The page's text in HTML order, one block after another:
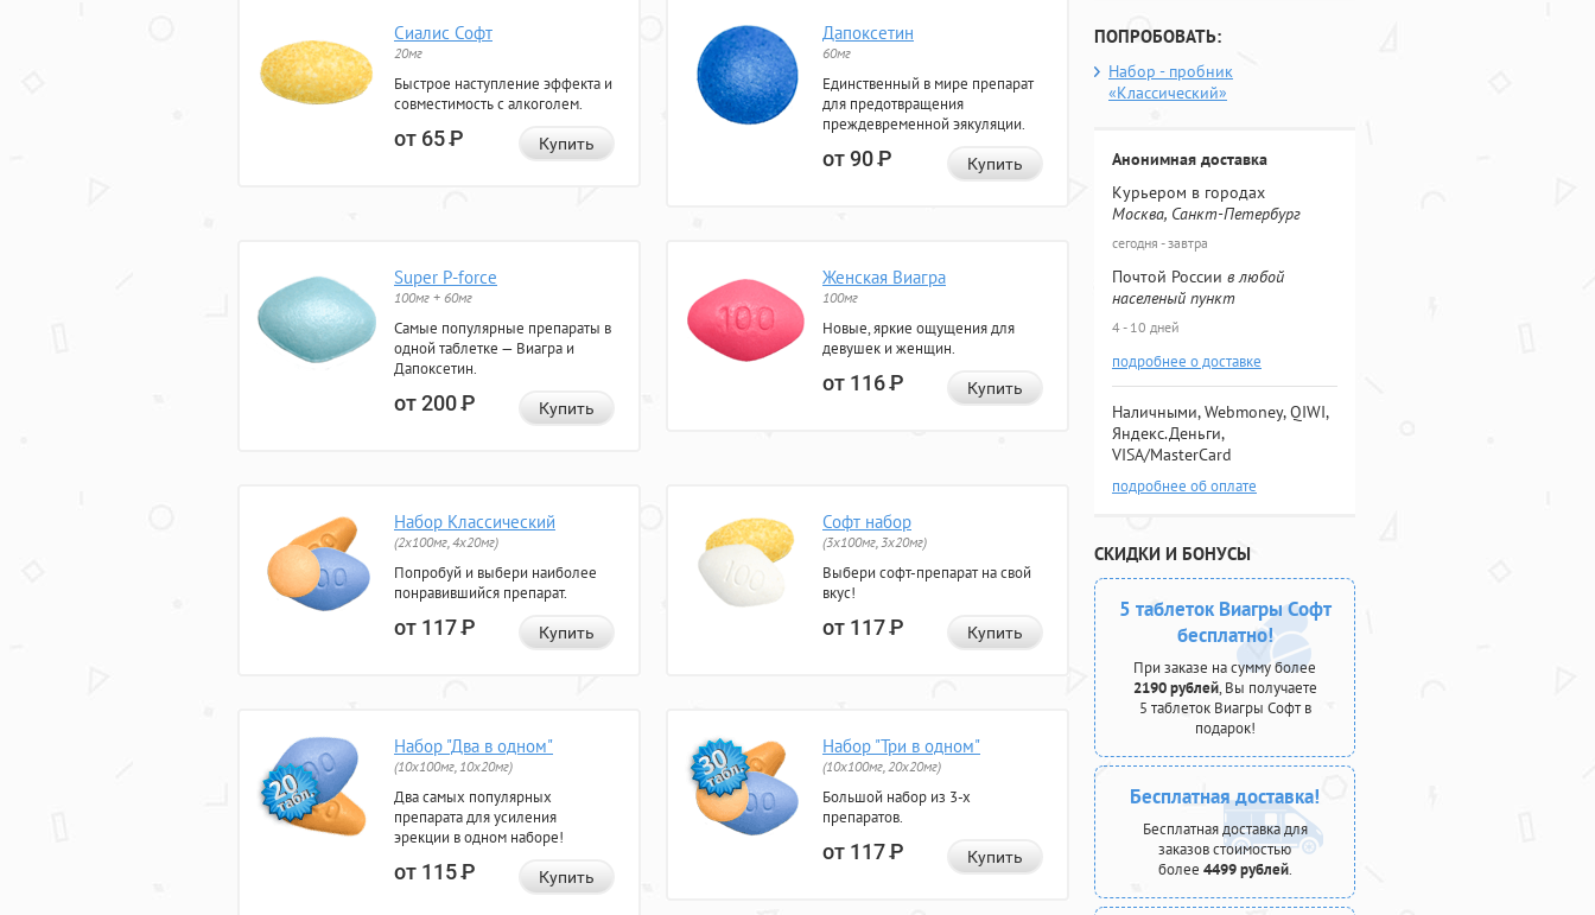
Сиалис Софт
20мг
Быстрое наступление эффекта и
совместимость с алкоголем.
от 65Р Купить
Дапоксетин
60мг
Единственный в мире препарат
для предотвращения
преждевременной эякуляции.
от 90Р Купить
Super P-force
100мг + 60мг
Самые популярные препараты в
одной таблетке — Виагра и
Дапоксетин.
от 200Р Купить
Женская Виагра
100мг
Новые, яркие ощущения для
девушек и женщин.
от 116Р Купить
Набор Классический
(2x100мг, 4x20мг)
Попробуй и выбери наиболее
понравившийся препарат.
от 117Р Купить
Софт набор
(3x100мг, 3x20мг)
Выбери софт-препарат на свой
вкус!
от 117Р Купить
Набор "Два в одном"
(10x100мг, 10x20мг)
Два самых популярных
препарата для усиления
эрекции в одном наборе!
от 115Р Купить
Набор "Три в одном"
(10x100мг, 20x20мг)
Большой набор из 3-х
препаратов.
от 117Р Купить
ПОПРОБОВАТЬ:
Набор - пробник
«Классический»
Анонимная доставка
Курьером в городах
Москва, Санкт-Петербург
сегодня - завтра
Почтой России в любой
населеный пункт
4 - 10 дней
подробнее о доставке
Наличными, Webmoney, QIWI,
Яндекс.Деньги,
VISA/MasterCard
подробнее об оплате
СКИДКИ И БОНУСЫ
5 таблеток Виагры Софт
бесплатно!
При заказе на сумму более
2190 рублей, Вы получаете
5 таблеток Виагры Софт в
подарок!
Бесплатная доставка!
Бесплатная доставка для
заказов стоимостью
более 4499 рублей.